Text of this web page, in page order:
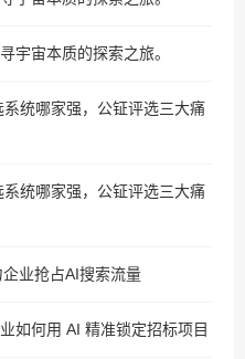
宇宙本质的探索之旅。
统哪家强，公钲评选三大痛
统哪家强，公钲评选三大痛
业抢占AI搜索流量
如何用 AI 精准锁定招标项目